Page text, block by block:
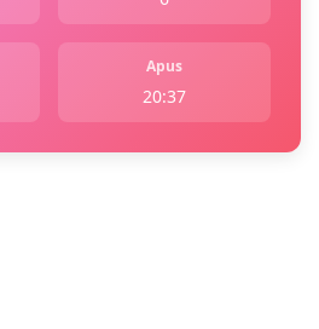
Apus
20:37